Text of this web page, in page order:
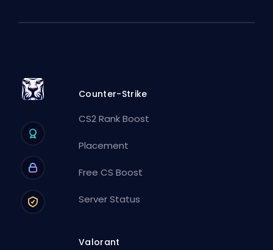
Counter-Strike
CS2 Rank Boost
Placement
Free CS Boost
Server Status
Valorant